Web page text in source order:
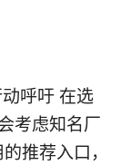
呼吁 在选
考虑知名厂
推荐入口，